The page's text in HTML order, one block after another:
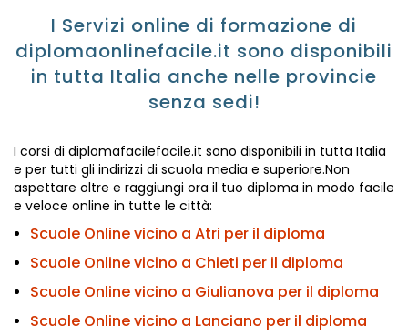
I Servizi online di formazione di
diplomaonlinefacile.it sono disponibili
in tutta Italia anche nelle provincie
senza sedi!
I corsi di diplomafacilefacile.it sono disponibili in tutta Italia
e per tutti gli indirizzi di scuola media e superiore.Non
aspettare oltre e raggiungi ora il tuo diploma in modo facile
e veloce online in tutte le città:
Scuole Online vicino a Atri per il diploma
Scuole Online vicino a Chieti per il diploma
Scuole Online vicino a Giulianova per il diploma
Scuole Online vicino a Lanciano per il diploma